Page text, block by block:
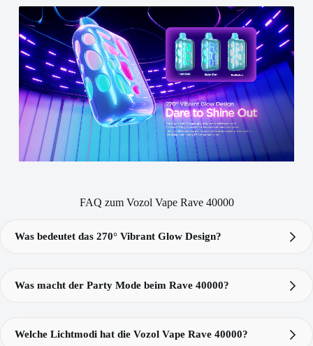
FAQ zum Vozol Vape Rave 40000
Was bedeutet das 270° Vibrant Glow Design?
Was macht der Party Mode beim Rave 40000?
Welche Lichtmodi hat die Vozol Vape Rave 40000?